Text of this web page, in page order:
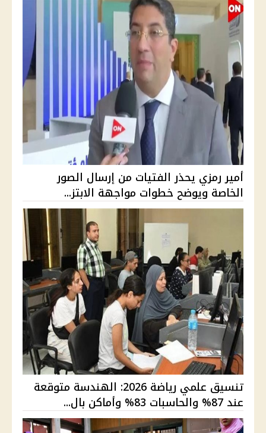
أمير رمزي يحذر الفتيات من إرسال الصور
الخاصة ويوضح خطوات مواجهة الابتز...
تنسيق علمي رياضة 2026: الهندسة متوقعة
عند 87% والحاسبات 83% وأماكن بال...